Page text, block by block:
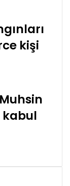
kişi
kabul